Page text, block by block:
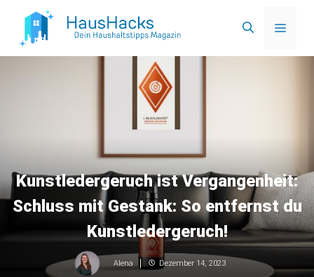
springen
Menü
Kunstledergeruch ist Vergangenheit:
Schluss mit Gestank: So entfernst du
Kunstledergeruch!
Alena Dezember 14, 2023